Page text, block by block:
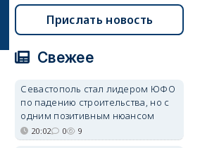
Прислать новость
Свежее
Севастополь стал лидером ЮФО
по падению строительства, но с
одним позитивным нюансом
20:02 0 9